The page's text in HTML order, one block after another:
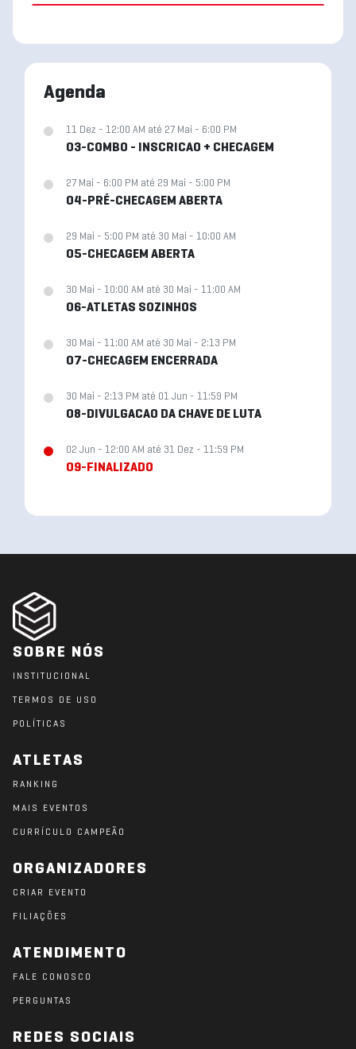
Agenda
11 Dez - 12:00 AM até 27 Mai - 6:00 PM
03-COMBO - INSCRICAO + CHECAGEM
27 Mai - 6:00 PM até 29 Mai - 5:00 PM
04-PRÉ-CHECAGEM ABERTA
29 Mai - 5:00 PM até 30 Mai - 10:00 AM
05-CHECAGEM ABERTA
30 Mai - 10:00 AM até 30 Mai - 11:00 AM
06-ATLETAS SOZINHOS
30 Mai - 11:00 AM até 30 Mai - 2:13 PM
07-CHECAGEM ENCERRADA
30 Mai - 2:13 PM até 01 Jun - 11:59 PM
08-DIVULGACAO DA CHAVE DE LUTA
02 Jun - 12:00 AM até 31 Dez - 11:59 PM
09-FINALIZADO
SOBRE NÓS
INSTITUCIONAL
TERMOS DE USO
POLÍTICAS
ATLETAS
RANKING
MAIS EVENTOS
CURRÍCULO CAMPEÃO
ORGANIZADORES
CRIAR EVENTO
FILIAÇÕES
ATENDIMENTO
FALE CONOSCO
PERGUNTAS
REDES SOCIAIS